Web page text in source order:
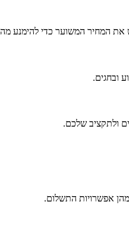
את המחיר המשוער כדי להימנע
ובחגים.
ולתקציב שלכם.
אפשרויות התשלום.